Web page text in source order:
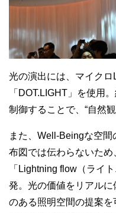
光の演出には、マイクロ
「 DOT.LIGHT 」を使用
制御することで、“自然
また、 Well-Beingな空間
布図では伝わらないため
「 Lightning flow （ライ
発。光の価値をリアル
のある照明空間の提案